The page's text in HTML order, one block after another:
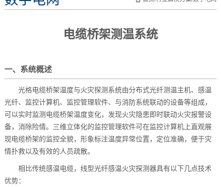
电缆桥架测温系统
一、系统概述
光格电缆桥架温度与火灾探测系统由分布式光纤测温主机、感温
光纤、监控计算机、监控管理软件、与消防系统联动的设备等组成，
可以实时监测电缆桥架温度变化，发现火灾隐患即时联动火灾报警设
备，消除险情。三维立体化的监控管理软件可在监控计算机上直观展
现电缆桥架的监控全貌，形象标注温度异常位置，定位准确，便于灾
情扑救以及有效的人员疏散。
相比传统感温电缆，线型光纤感温火灾探测器具有以下几点技术
优势：